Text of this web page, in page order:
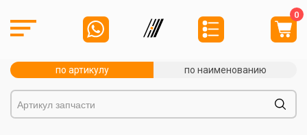
0
по артикулу по наименованию